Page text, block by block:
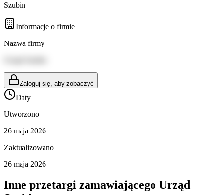
Szubin
Informacje o firmie
Nazwa firmy
Zaloguj się, aby zobaczyć
Daty
Utworzono
26 maja 2026
Zaktualizowano
26 maja 2026
Inne przetargi zamawiającego Urząd